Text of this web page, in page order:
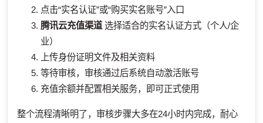
点击“实名认证”或“购买实名账号”入口
腾讯云充值渠道选择适合的实名认证方式（个人/企
业）
上传身份证明文件及相关资料
等待审核，审核通过后系统自动激活账号
充值余额并配置相关服务，即可正式使用
整个流程清晰明了，审核步骤大多在24小时内完成，耐心